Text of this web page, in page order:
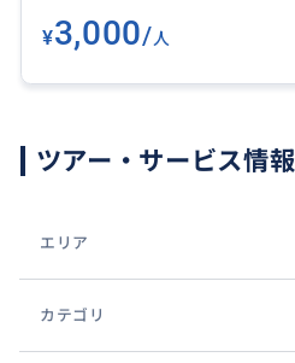
¥3,000/人
ツアー・サービス情報
エリア
カテゴリ